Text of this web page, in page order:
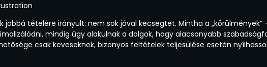
tételére irányult: nem sok jóval kecsegtet. Mintha a „körülmények”
mindig úgy alakulnak a dolgok, hogy alacsonyabb
csak keveseknek, bizonyos feltételek teljesülése esetén